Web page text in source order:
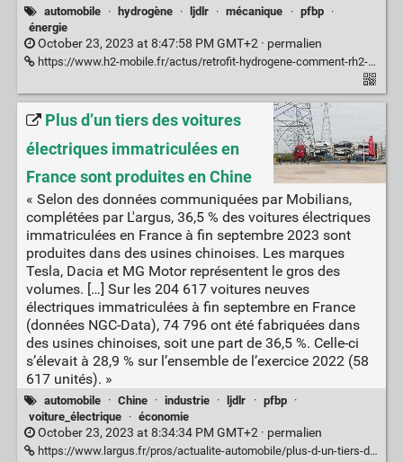
automobile · hydrogène · ljdlr · mécanique · pfbp
·
énergie
October 23, 2023 at 8:47:58 PM GMT+2 · permalien
https://www.h2-mobile.fr/actus/retrofit-hydrogene-comment-rh2-kit-transforme-moteurs-diesel/
Plus d’un tiers des voitures
électriques immatriculées en
France sont produites en Chine
« Selon des données communiquées par Mobilians,
complétées par L'argus, 36,5 % des voitures électriques
immatriculées en France à fin septembre 2023 sont
produites dans des usines chinoises. Les marques
Tesla, Dacia et MG Motor représentent le gros des
volumes. […] Sur les 204 617 voitures neuves
électriques immatriculées à fin septembre en France
(données NGC-Data), 74 796 ont été fabriquées dans
des usines chinoises, soit une part de 36,5 %. Celle-ci
s’élevait à 28,9 % sur l’ensemble de l’exercice 2022 (58
617 unités). »
automobile · Chine · industrie · ljdlr · pfbp
·
voiture_électrique
· économie
October 23, 2023 at 8:34:34 PM GMT+2 · permalien
https://www.largus.fr/pros/actualite-automobile/plus-d-un-tiers-des-voitures-electriques-immatriculees-en-france-sont-produites-en-chine-30029769.html